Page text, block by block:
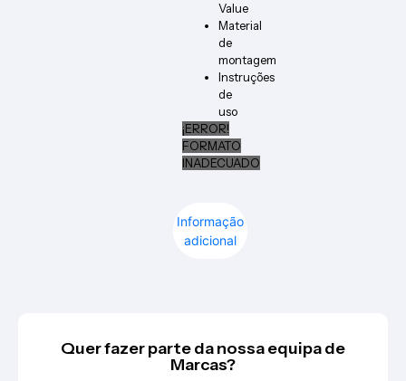
Informação
adicional
Value
Material
de
montagem
Instruções
de
uso
¡ERROR!
FORMATO
INADECUADO
Quer fazer parte da nossa equipa de
Marcas?